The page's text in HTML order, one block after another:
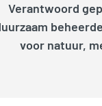
Verantwoord
voor natuur,